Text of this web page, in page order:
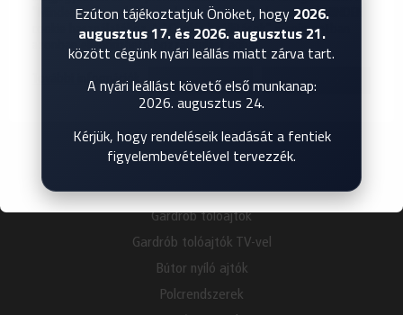
BEMUTATKOZÁS
GYIK
KAPCSOLAT
TERMÉKEK
Térelválasztó tolóajtók
Álmennyezetbe süllyesztett tolóajtók
Beltéri nyílóajtók
Harmonika ajtók
Gardrób tolóajtók
Gardrób tolóajtók TV-vel
Bútor nyíló ajtók
Polcrendszerek
"Mindent elfogadok" gombra kattintva Ön hozzájárul MINDEN
cookie használatához. A "Cookie beállítások" menüpontban
azonban ellenőrizhető hozzájárulást adhat.
További információk Cookie beállítások Összes elfogadása
Ezúton tájékoztatjuk Önöket, hogy 2026.
augusztus 17. és 2026. augusztus 21.
között cégünk nyári leállás miatt zárva tart.
A nyári leállást követő első munkanap:
2026. augusztus 24.
Kérjük, hogy rendeléseik leadását a fentiek
figyelembevételével tervezzék.